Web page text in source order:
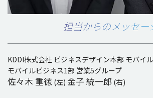
担当からのメッセー
KDDI株式会社 ビジネスデザイン本部 モバイ
モバイルビジネス1部 営業5グループ
佐々木 重徳 (左) 金子 統一郎 (右)